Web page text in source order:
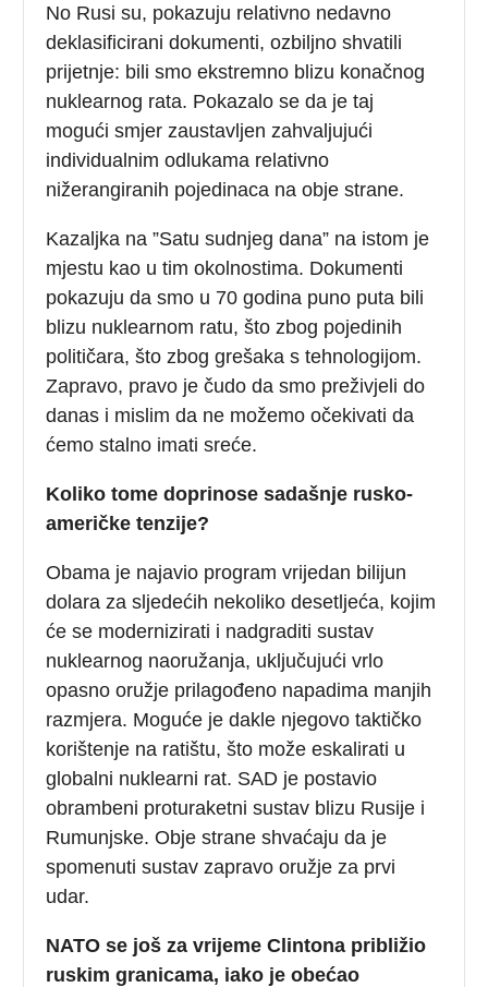
No Rusi su, pokazuju relativno nedavno
deklasificirani dokumenti, ozbiljno shvatili
prijetnje: bili smo ekstremno blizu konačnog
nuklearnog rata. Pokazalo se da je taj
mogući smjer zaustavljen zahvaljujući
individualnim odlukama relativno
nižerangiranih pojedinaca na obje strane.
Kazaljka na ”Satu sudnjeg dana” na istom je
mjestu kao u tim okolnostima. Dokumenti
pokazuju da smo u 70 godina puno puta bili
blizu nuklearnom ratu, što zbog pojedinih
političara, što zbog grešaka s tehnologijom.
Zapravo, pravo je čudo da smo preživjeli do
danas i mislim da ne možemo očekivati da
ćemo stalno imati sreće.
Koliko tome doprinose sadašnje rusko-
američke tenzije?
Obama je najavio program vrijedan bilijun
dolara za sljedećih nekoliko desetljeća, kojim
će se modernizirati i nadgraditi sustav
nuklearnog naoružanja, uključujući vrlo
opasno oružje prilagođeno napadima manjih
razmjera. Moguće je dakle njegovo taktičko
korištenje na ratištu, što može eskalirati u
globalni nuklearni rat. SAD je postavio
obrambeni proturaketni sustav blizu Rusije i
Rumunjske. Obje strane shvaćaju da je
spomenuti sustav zapravo oružje za prvi
udar.
NATO se još za vrijeme Clintona približio
ruskim granicama, iako je obećao